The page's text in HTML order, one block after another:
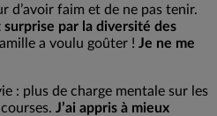
d’avoir faim et de ne pas tenir.
surprise par la diversité des
a voulu goûter ! Je ne me
: plus de charge mentale sur les
J’ai appris à mieux